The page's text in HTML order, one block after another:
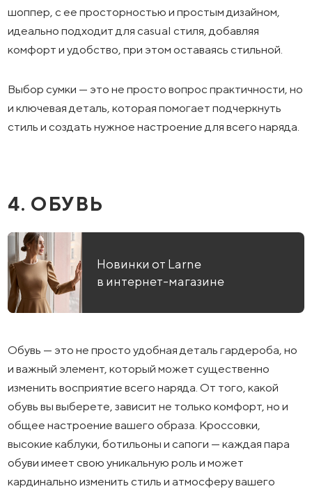
шоппер, с ее просторностью и простым дизайном,
идеально подходит для casual стиля, добавляя
комфорт и удобство, при этом оставаясь стильной.
Выбор сумки — это не просто вопрос практичности, но
и ключевая деталь, которая помогает подчеркнуть
стиль и создать нужное настроение для всего наряда.
4. ОБУВЬ
Новинки от Larne
в интернет-магазине
Обувь — это не просто удобная деталь гардероба, но
и важный элемент, который может существенно
изменить восприятие всего наряда. От того, какой
обувь вы выберете, зависит не только комфорт, но и
общее настроение вашего образа. Кроссовки,
высокие каблуки, ботильоны и сапоги — каждая пара
обуви имеет свою уникальную роль и может
кардинально изменить стиль и атмосферу вашего